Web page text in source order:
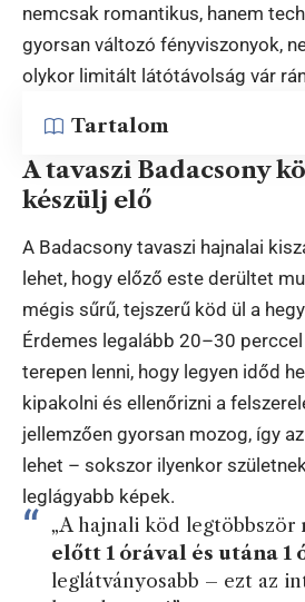
nemcsak romantikus, hanem
gyorsan változó fényviszonyok,
olykor limitált látótávolság vár
Tartalom
A tavaszi Badacsony
készülj elő
A Badacsony tavaszi hajnalai
lehet, hogy előző este derültet
mégis sűrű, tejszerű köd ül a
Érdemes legalább 20–30
terepen lenni, hogy legyen időd
kipakolni és ellenőrizni a
jellemzően gyorsan mozog, így
lehet – sokszor ilyenkor
leglágyabb képek.
„A hajnali köd legtöbbször
előtt 1 órával és utána 1
leglátványosabb – ezt az